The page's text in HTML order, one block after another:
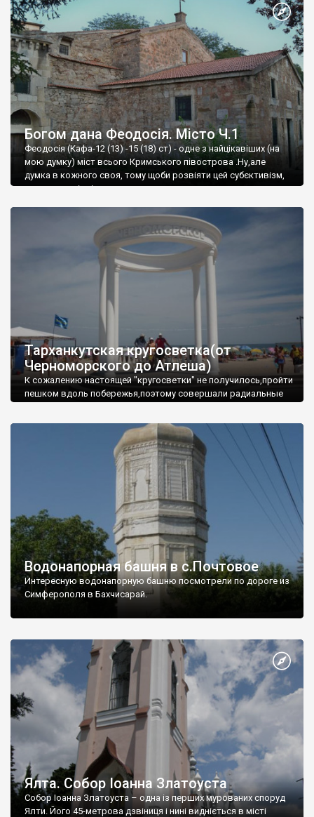
Богом дана Феодосія. Місто Ч.1
Феодосія (Кафа-12 (13) -15 (18) ст) - одне з найцікавіших (на
мою думку) міст всього Кримського півострова .Ну,але
думка в кожного своя, тому щоби розвіяти цей субєктивізм,
запрошую відвідати це
Тарханкутская кругосветка(от
Черноморского до Атлеша)
К сожалению настоящей "кругосветки" не получилось,пройти
пешком вдоль побережья,поэтому совершали радиальные
Водонапорная башня в с.Почтовое
Интересную водонапорную башню посмотрели по дороге из
Симферополя в Бахчисарай.
Ялта. Собор Іоанна Златоуста
Собор Іоанна Златоуста – одна із перших мурованих споруд
Ялти. Його 45-метрова дзвіниця і нині видніється в місті